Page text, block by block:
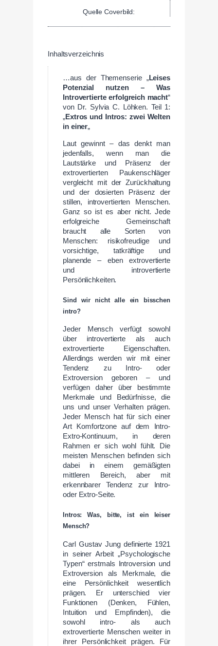
Quelle Coverbild:
Inhaltsverzeichnis
…aus der Themenserie „Leises
Potenzial nutzen – Was
Introvertierte erfolgreich macht“
von Dr. Sylvia C. Löhken. Teil 1:
„Extros und Intros: zwei Welten
in einer„
Laut gewinnt – das denkt man
jedenfalls, wenn man die
Lautstärke und Präsenz der
extrovertierten Paukenschläger
vergleicht mit der Zurückhaltung
und der dosierten Präsenz der
stillen, introvertierten Menschen.
Ganz so ist es aber nicht. Jede
erfolgreiche Gemeinschaft
braucht alle Sorten von
Menschen: risikofreudige und
vorsichtige, tatkräftige und
planende – eben extrovertierte
und introvertierte
Persönlichkeiten.
Sind wir nicht alle ein bisschen
intro?
Jeder Mensch verfügt sowohl
über introvertierte als auch
extrovertierte Eigenschaften.
Allerdings werden wir mit einer
Tendenz zu Intro- oder
Extroversion geboren – und
verfügen daher über bestimmte
Merkmale und Bedürfnisse, die
uns und unser Verhalten prägen.
Jeder Mensch hat für sich einer
Art Komfortzone auf dem Intro-
Extro-Kontinuum, in deren
Rahmen er sich wohl fühlt. Die
meisten Menschen befinden sich
dabei in einem gemäßigten
mittleren Bereich, aber mit
erkennbarer Tendenz zur Intro-
oder Extro-Seite.
Intros: Was, bitte, ist ein leiser
Mensch?
Carl Gustav Jung definierte 1921
in seiner Arbeit „Psychologische
Typen“ erstmals Introversion und
Extroversion als Merkmale, die
eine Persönlichkeit wesentlich
prägen. Er unterschied vier
Funktionen (Denken, Fühlen,
Intuition und Empfinden), die
sowohl intro- als auch
extrovertierte Menschen weiter in
ihrer Persönlichkeit prägen. Für